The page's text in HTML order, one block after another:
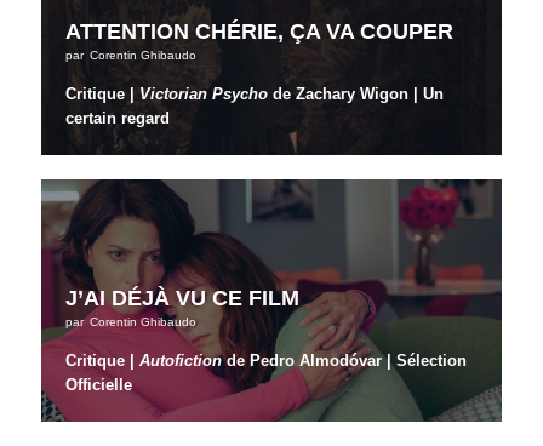
ATTENTION CHÉRIE, ÇA VA COUPER
par Corentin Ghibaudo
Critique | Victorian Psycho de Zachary Wigon | Un
certain regard
J’AI DÉJÀ VU CE FILM
par Corentin Ghibaudo
Critique |Autofictionde Pedro Almodóvar | Sélection
Officielle